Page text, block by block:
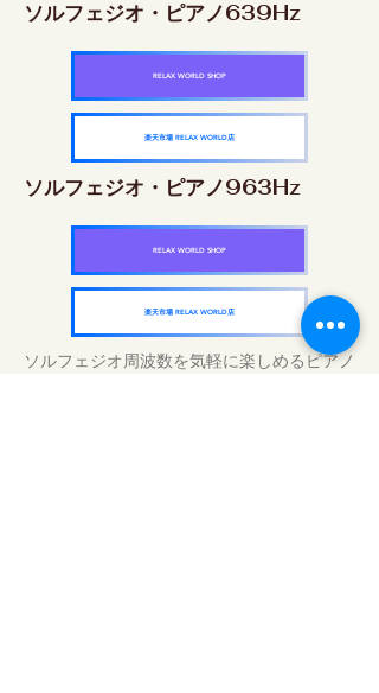
ソルフェジオ・ピアノ639Hz
RELAX WORLD SHOP
楽天市場 RELAX WORLD店
ソルフェジオ・ピアノ963Hz
RELAX WORLD SHOP
楽天市場 RELAX WORLD店
ソルフェジオ周波数を気軽に楽しめるピアノ